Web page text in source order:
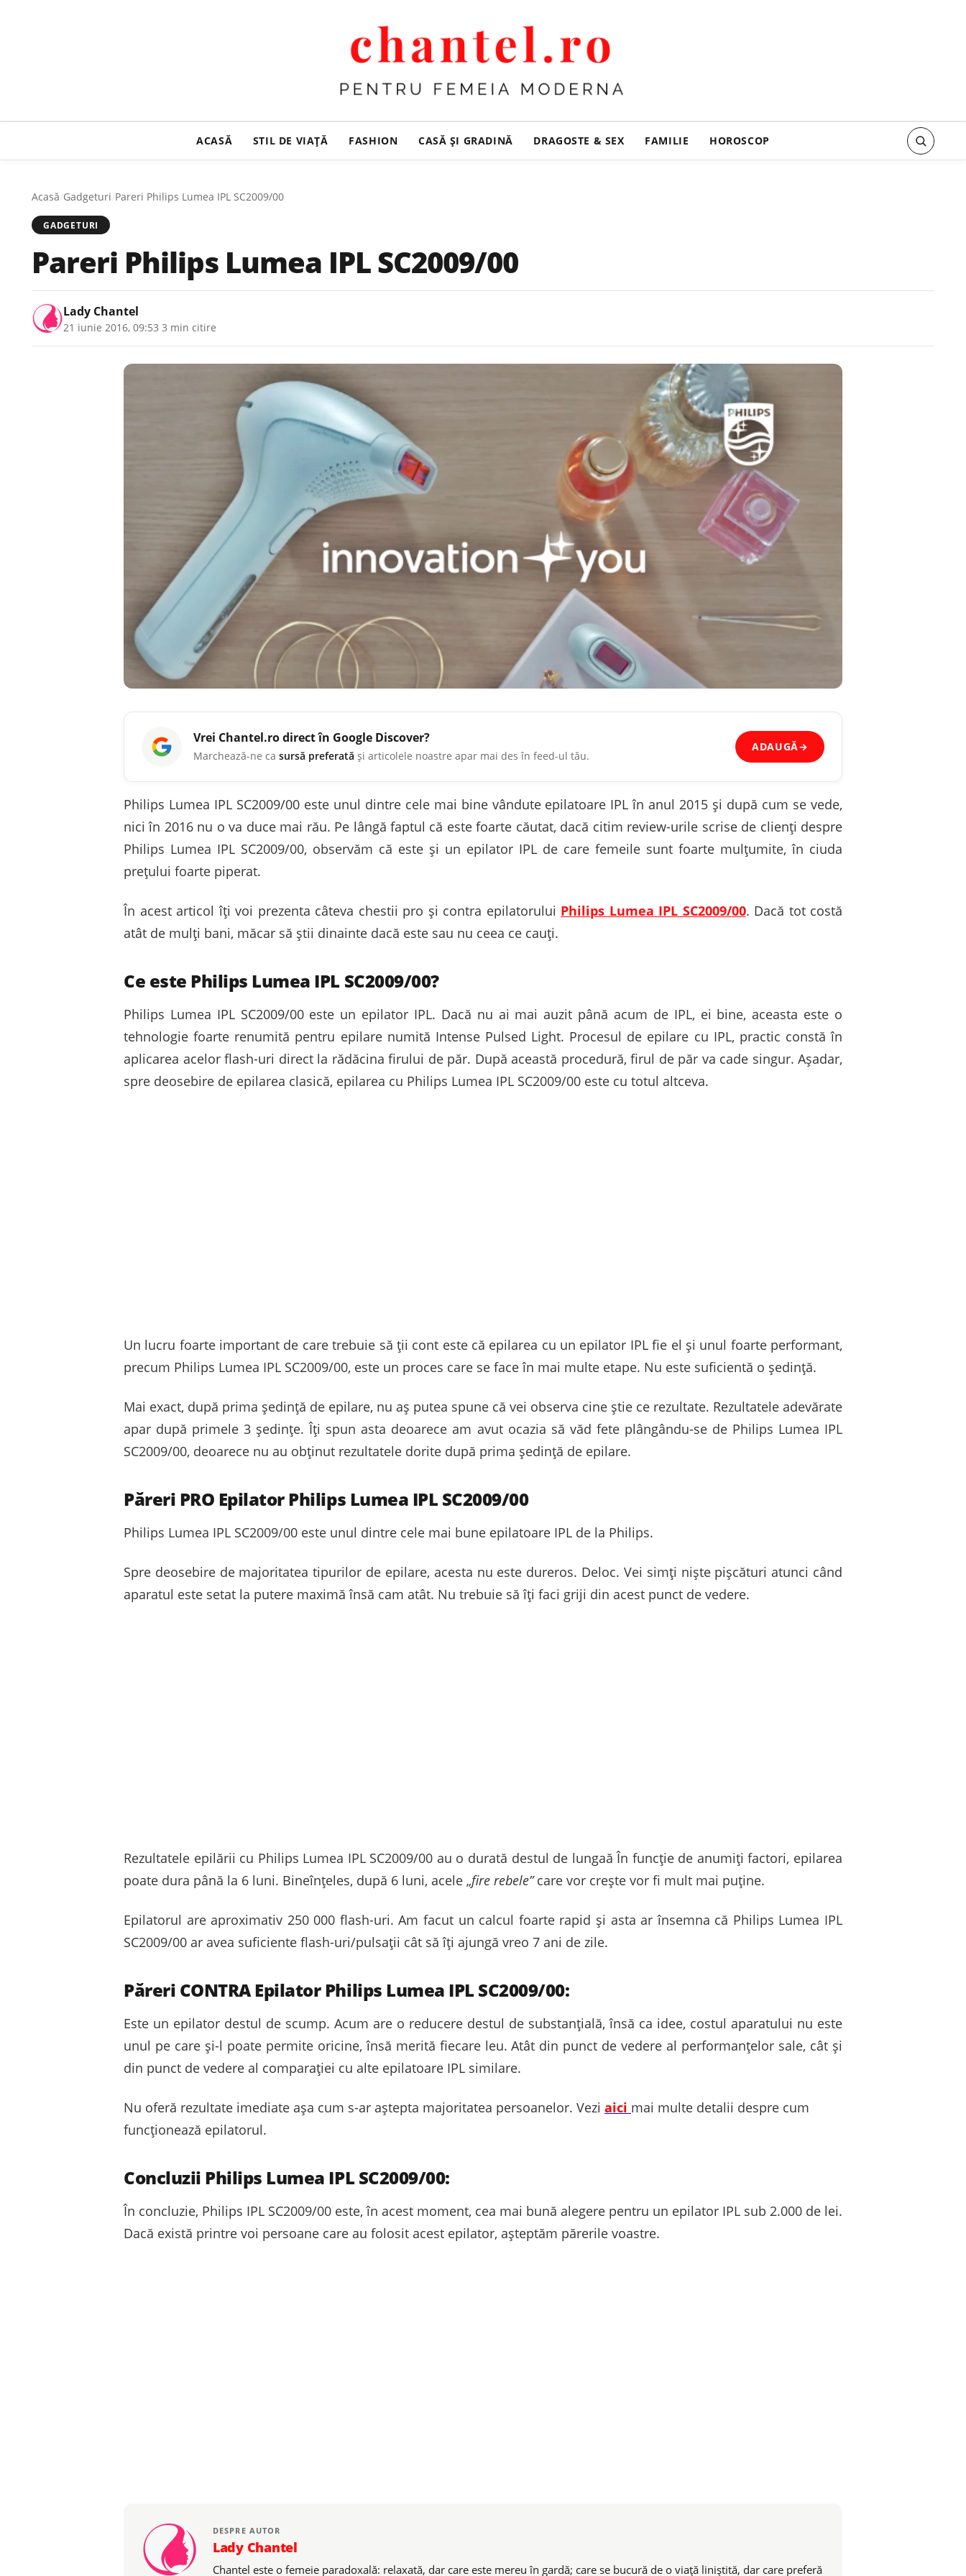
ACASĂ STIL DE VIAȚĂ FASHION CASĂ ŞI GRADINĂ DRAGOSTE & SEX FAMILIE HOROSCOP
Acasă/Gadgeturi/Pareri Philips Lumea IPL SC2009/00
GADGETURI
Pareri Philips Lumea IPL SC2009/00
Lady Chantel
21 iunie 2016, 09:53 3 min citire
Vrei Chantel.rodirect în Google Discover?
Marchează-ne ca sursă preferată și articolele noastre apar mai des în feed-ul tău.
ADAUGĂ→
Philips Lumea IPL SC2009/00 este unul dintre cele mai bine vândute epilatoare IPL în anul 2015 și după cum se vede,
nici în 2016 nu o va duce mai rău. Pe lângă faptul că este foarte căutat, dacă citim review-urile scrise de clienți despre
Philips Lumea IPL SC2009/00, observăm că este și un epilator IPL de care femeile sunt foarte mulțumite, în ciuda
prețului foarte piperat.
În acest articol îți voi prezenta câteva chestii pro și contra epilatorului Philips Lumea IPL SC2009/00. Dacă tot costă
atât de mulți bani, măcar să știi dinainte dacă este sau nu ceea ce cauți.
Ce este Philips Lumea IPL SC2009/00?
Philips Lumea IPL SC2009/00 este un epilator IPL. Dacă nu ai mai auzit până acum de IPL, ei bine, aceasta este o
tehnologie foarte renumită pentru epilare numită Intense Pulsed Light. Procesul de epilare cu IPL, practic constă în
aplicarea acelor flash-uri direct la rădăcina firului de păr. După această procedură, firul de păr va cade singur. Așadar,
spre deosebire de epilarea clasică, epilarea cu Philips Lumea IPL SC2009/00 este cu totul altceva.
Un lucru foarte important de care trebuie să ții cont este că epilarea cu un epilator IPL fie el și unul foarte performant,
precum Philips Lumea IPL SC2009/00, este un proces care se face în mai multe etape. Nu este suficientă o ședință.
Mai exact, după prima ședință de epilare, nu aș putea spune că vei observa cine știe ce rezultate. Rezultatele adevărate
apar după primele 3 ședințe. Îți spun asta deoarece am avut ocazia să văd fete plângându-se de Philips Lumea IPL
SC2009/00, deoarece nu au obținut rezultatele dorite după prima ședință de epilare.
Păreri PRO Epilator Philips Lumea IPL SC2009/00
Philips Lumea IPL SC2009/00 este unul dintre cele mai bune epilatoare IPL de la Philips.
Spre deosebire de majoritatea tipurilor de epilare, acesta nu este dureros. Deloc. Vei simți niște pișcături atunci când
aparatul este setat la putere maximă însă cam atât. Nu trebuie să îți faci griji din acest punct de vedere.
Rezultatele epilării cu Philips Lumea IPL SC2009/00 au o durată destul de lungaă În funcție de anumiți factori, epilarea
poate dura până la 6 luni. Bineînțeles, după 6 luni, acele „fire rebele”care vor crește vor fi mult mai puține.
Epilatorul are aproximativ 250 000 flash-uri. Am facut un calcul foarte rapid și asta ar însemna că Philips Lumea IPL
SC2009/00 ar avea suficiente flash-uri/pulsații cât să îți ajungă vreo 7 ani de zile.
Păreri CONTRA Epilator Philips Lumea IPL SC2009/00:
Este un epilator destul de scump. Acum are o reducere destul de substanțială, însă ca idee, costul aparatului nu este
unul pe care și-l poate permite oricine, însă merită fiecare leu. Atât din punct de vedere al performanțelor sale, cât și
din punct de vedere al comparației cu alte epilatoare IPL similare.
Nu oferă rezultate imediate așa cum s-ar aștepta majoritatea persoanelor. Vezi aici mai multe detalii despre cum
funcționează epilatorul.
Concluzii Philips Lumea IPL SC2009/00:
În concluzie, Philips IPL SC2009/00 este, în acest moment, cea mai bună alegere pentru un epilator IPL sub 2.000 de lei.
Dacă există printre voi persoane care au folosit acest epilator, așteptăm părerile voastre.
DESPRE AUTOR
Lady Chantel
Chantel este o femeie paradoxală: relaxată, dar care este mereu în gardă; care se bucură de o viaţă liniştită, dar care preferă